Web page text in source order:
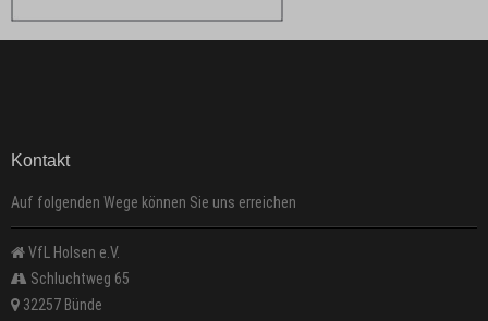
Kontakt
Auf folgenden Wege können Sie uns erreichen
VfL Holsen e.V.
Schluchtweg 65
32257 Bünde